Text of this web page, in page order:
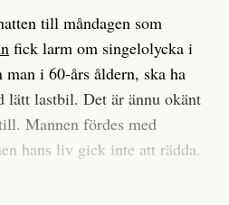
som vill bli informerade,
utmanade – och som kräver
och oberoende tidning.
än vad du hittar i
Intervjun
Lundby: ”Livet i sig
politiskt”
till måndagen som
fick larm om singelolycka i
man i 60-års åldern, ska ha
lätt lastbil. Det är ännu okänt
Mannen fördes med
hans liv gick inte att rädda.